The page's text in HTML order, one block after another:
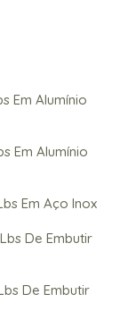
Em Alumínio
Em Alumínio
Em Aço Inox
De Embutir
De Embutir